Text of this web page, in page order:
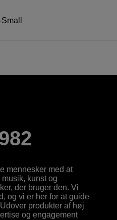
mennesker med at
kunst og
der bruger den. Vi
og vi er her for at guide
produkter af høj
og engagement